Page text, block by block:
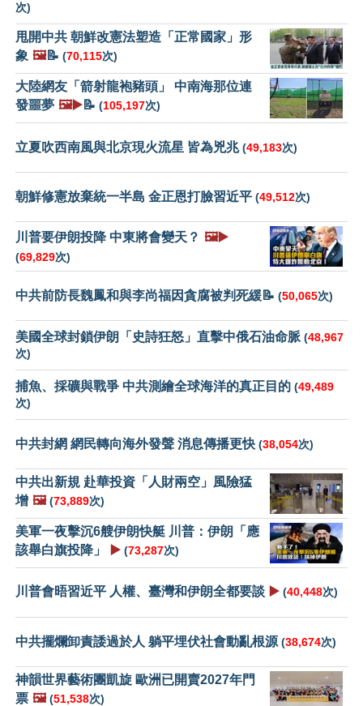
次)
甩開中共 朝鮮改憲法塑造「正常國家」形
象 🖼️📝 (70,115次)
大陸網友「箭射龍袍豬頭」 中南海那位連
發噩夢 🖼️▶️📝 (105,197次)
立夏吹西南風與北京現火流星 皆為兇兆(49,183次)
朝鮮修憲放棄統一半島 金正恩打臉習近平 (49,512次)
川普要伊朗投降 中東將會變天？ 🖼️▶️
(69,829次)
中共前防長魏鳳和與李尚福因貪腐被判死緩📝 (50,065次)
美國全球封鎖伊朗「史詩狂怒」直擊中俄石油命脈 (48,967
次)
捕魚、採礦與戰爭 中共測繪全球海洋的真正目的 (49,489
次)
中共封網 網民轉向海外發聲 消息傳播更快 (38,054次)
中共出新規 赴華投資「人財兩空」風險猛
增 🖼️ (73,889次)
美軍一夜擊沉6艘伊朗快艇 川普：伊朗「應
該舉白旗投降」
▶️ (73,287次)
川普會晤習近平 人權、臺灣和伊朗全都要談 ▶️ (40,448次)
中共擺爛卸責諉過於人 躺平埋伏社會動亂根源 (38,674次)
神韻世界藝術團凱旋 歐洲已開賣2027年門
票 🖼️ (51,538次)